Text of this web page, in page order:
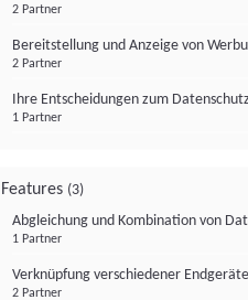
2 Partner
Bereitstellung und Anzeige von
2 Partner
Ihre Entscheidungen zum
1 Partner
Features (3)
Abgleichung und Kombination von
1 Partner
Verknüpfung verschiedener Endgeräte
2 Partner